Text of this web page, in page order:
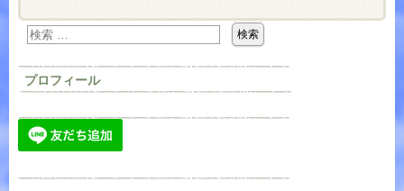
プロフィール